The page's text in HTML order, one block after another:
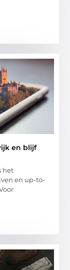
en blijf
het
en up-to-